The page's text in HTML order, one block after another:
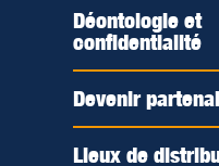
Déontologie et
confidentialité
Devenir
Lieux de